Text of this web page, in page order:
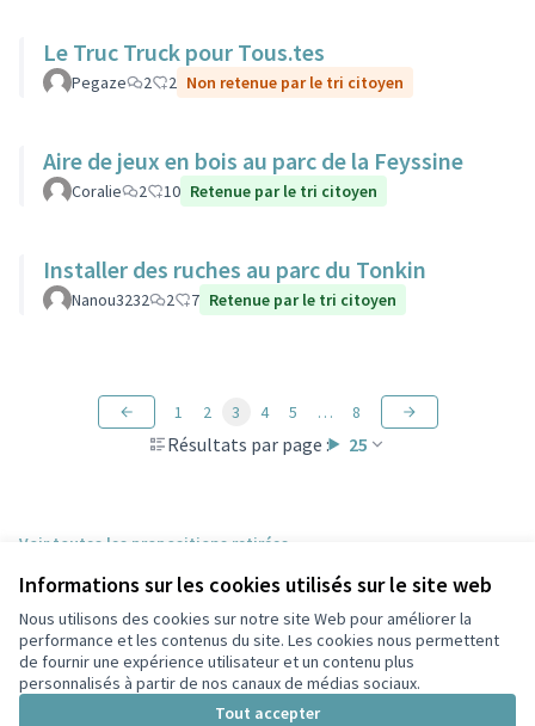
Informations sur les cookies utilisés sur le site web
Nous utilisons des cookies sur notre site Web pour améliorer la
performance et les contenus du site. Les cookies nous permettent
de fournir une expérience utilisateur et un contenu plus
personnalisés à partir de nos canaux de médias sociaux.
Tout accepter
Le Truc Truck pour Tous.tes
Pegaze 2 2 Non retenue par le tri citoyen
Aire de jeux en bois au parc de la Feyssine
Coralie 2 10 Retenue par le tri citoyen
Installer des ruches au parc du Tonkin
Nanou3232 2 7 Retenue par le tri citoyen
Résultats par page : 25
1 2 3 4 5 … 8
Voir toutes les propositions retirées
Conditions d'utilisation
Paramètres des cookies
Participez Villeurbanne sur X
(Lien externe)
Participez Villeurbanne sur Facebook
Participez Villeurbanne sur Instagram
Participez Villeurbanne sur YouTube
(Lien externe)